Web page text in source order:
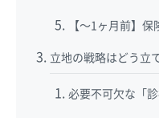
【〜1ヶ月前】
立地の戦略はどう立
必要不可欠な「診